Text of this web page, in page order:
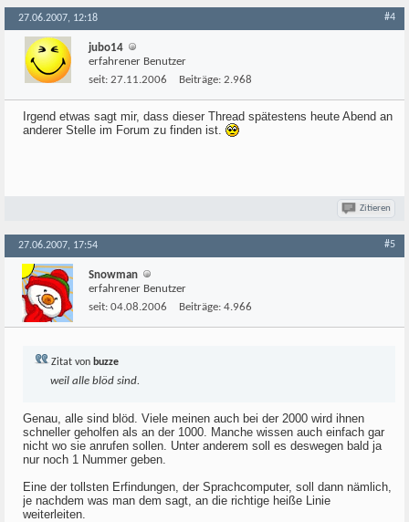
27.06.2007, 12:18 #4
jubo14
erfahrener Benutzer
seit: 27.11.2006 Beiträge: 2.968
Irgend etwas sagt mir, dass dieser Thread spätestens heute Abend an
anderer Stelle im Forum zu finden ist.
Zitieren
27.06.2007, 17:54 #5
Snowman
erfahrener Benutzer
seit: 04.08.2006 Beiträge: 4.966
Zitat von buzze
weil alle blöd sind.
Genau, alle sind blöd. Viele meinen auch bei der 2000 wird ihnen
schneller geholfen als an der 1000. Manche wissen auch einfach gar
nicht wo sie anrufen sollen. Unter anderem soll es deswegen bald ja
nur noch 1 Nummer geben.
Eine der tollsten Erfindungen, der Sprachcomputer, soll dann nämlich,
je nachdem was man dem sagt, an die richtige heiße Linie
weiterleiten.